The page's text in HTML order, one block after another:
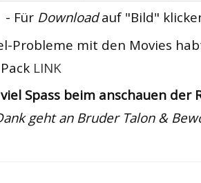
- Für Downloadauf "Bild"
Probleme mit den Movies
LINK
Spass beim anschauen der
geht an Bruder Talon &